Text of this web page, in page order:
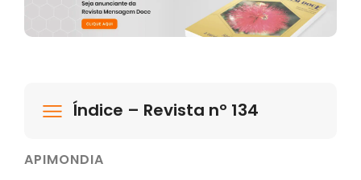
Índice – Revista nº 134
APIMONDIA